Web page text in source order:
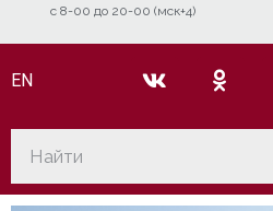
c 8-00 до 20-00 (мск+4)
EN